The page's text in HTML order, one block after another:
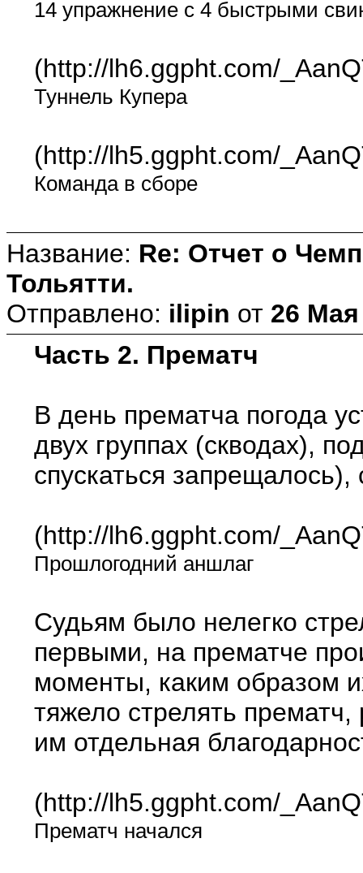
14 упражнение с 4 быстрыми
(http://lh6.ggpht.com/
Туннель Купера
(http://lh5.ggpht.com/
Команда в сборе
Название: Re: Отчет о
Тольятти.
Отправлено: ilipin от 26 Мая
Часть 2. Прематч
В день прематча погода
двух группах (скводах),
спускаться
(http://lh6.ggpht.com/
Прошлогодний аншлаг
Судьям было нелегко
первыми, на прематче
моменты, каким образом
тяжело стрелять прематч,
им отдельная
(http://lh5.ggpht.com/
Прематч начался